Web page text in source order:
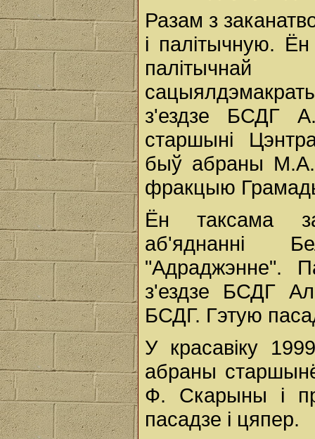
Разам з
і палітычную.
з'ездзе БСДГ
старшыні
быў абраны М.А.
фракцыю
Ён таксама
аб'яднанні
"Адраджэнне".
з'ездзе БСДГ
БСДГ. Гэтую
У красавіку
абраны
Ф. Скарыны і
пасадзе і цяпер.